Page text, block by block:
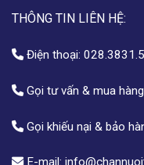
THÔNG TIN LIÊN HỆ:
Điện thoại:
Gọi tư vấn & mua
Gọi khiếu nại & bảo
E-mail: